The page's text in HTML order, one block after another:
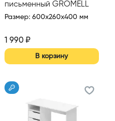
письменный GROMELL
SAVO
Размер: 600x260x400 мм
1 990₽
В корзину